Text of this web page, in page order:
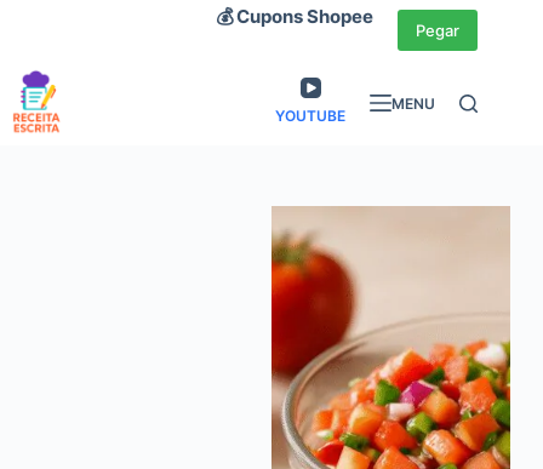
conteúdo
💰 Cupons Shopee
Pegar
YOUTUBE
MENU